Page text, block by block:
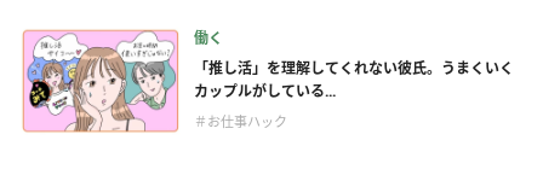
働く
「推し活」を理解してくれない彼氏。うまくいく
カップルがしている...
＃お仕事ハック